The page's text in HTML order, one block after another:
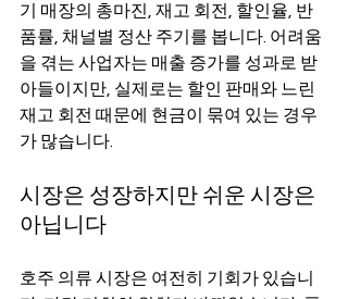
기 매장의 총마진, 재고 회전, 할인율, 반
품률, 채널별 정산 주기를 봅니다. 어려움
을 겪는 사업자는 매출 증가를 성과로 받
아들이지만, 실제로는 할인 판매와 느린
재고 회전 때문에 현금이 묶여 있는 경우
가 많습니다.
시장은 성장하지만 쉬운 시장은
아닙니다
호주 의류 시장은 여전히 기회가 있습니